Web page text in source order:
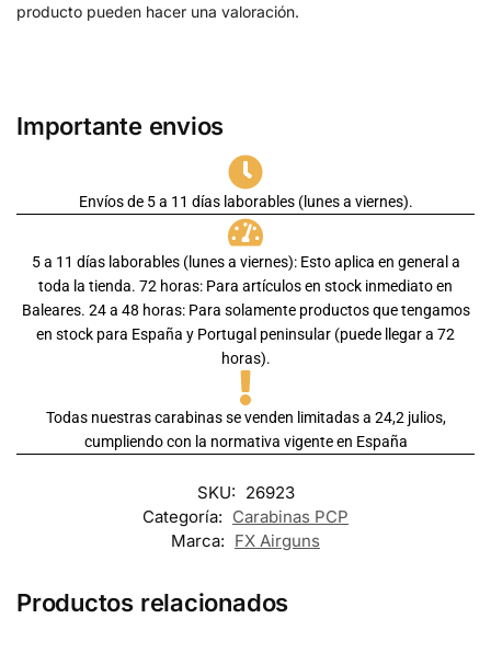
producto pueden hacer una valoración.
Importante envios
Envíos de 5 a 11 días laborables (lunes a viernes).
5 a 11 días laborables (lunes a viernes): Esto aplica en general a
toda la tienda. 72 horas: Para artículos en stock inmediato en
Baleares. 24 a 48 horas: Para solamente productos que tengamos
en stock para España y Portugal peninsular (puede llegar a 72
horas).
Todas nuestras carabinas se venden limitadas a 24,2 julios,
cumpliendo con la normativa vigente en España
SKU: 26923
Categoría: Carabinas PCP
Marca: FX Airguns
Productos relacionados